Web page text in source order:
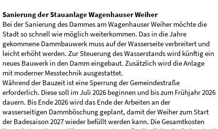
Sanierung der Stauanlage Wagenhauser Weiher
Bei der Sanierung des Dammes am Wagenhauser Weiher möchte die
Stadt so schnell wie möglich weiterkommen. Das in die Jahre
gekommene Dammbauwerk muss auf der Wasserseite verbreitert und
leicht erhöht werden. Zur Steuerung des Wasserstands wird künftig ein
neues Bauwerk in den Damm eingebaut. Zusätzlich wird die Anlage
mit moderner Messtechnik ausgestattet.
Während der Bauzeit ist eine Sperrung der Gemeindestraße
erforderlich. Diese soll im Juli 2026 beginnen und bis zum Frühjahr 2026
dauern. Bis Ende 2026 wird das Ende der Arbeiten an der
wasserseitigen Dammböschung geplant, damit der Weiher zum Start
der Badesaison 2027 wieder befüllt werden kann. Die Gesamtkosten